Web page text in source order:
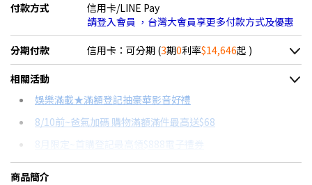
付款方式
信用卡/LINE Pay
請登入會員 ，台灣大會員享更多付款方式及優惠
分期付款 信用卡：可分期 (3期0利率$14,646起 )
＊實際可分期數、適用利率，請以購物車顯示為主
信用卡分期
分期數 每期金額 配合銀行/業者
相關活動
娛樂滿載★滿額登記抽豪華影音好禮
8/10前~爸氣加碼 購物滿額滿件最高送$68
8月限定~首購登記最高領$888電子禮券
台灣大哥大Open Possible聯名卡滿額最高回饋25%
商品簡介